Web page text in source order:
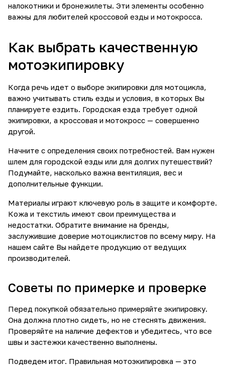
налокотники и бронежилеты. Эти элементы особенно
важны для любителей кроссовой езды и мотокросса.
Как выбрать качественную
мотоэкипировку
Когда речь идет о выборе экипировки для мотоцикла,
важно учитывать стиль езды и условия, в которых Вы
планируете ездить. Городская езда требует одной
экипировки, а кроссовая и мотокросс — совершенно
другой.
Начните с определения своих потребностей. Вам нужен
шлем для городской езды или для долгих путешествий?
Подумайте, насколько важна вентиляция, вес и
дополнительные функции.
Материалы играют ключевую роль в защите и комфорте.
Кожа и текстиль имеют свои преимущества и
недостатки. Обратите внимание на бренды,
заслужившие доверие мотоциклистов по всему миру. На
нашем сайте Вы найдете продукцию от ведущих
производителей.
Советы по примерке и проверке
Перед покупкой обязательно примеряйте экипировку.
Она должна плотно сидеть, но не стеснять движения.
Проверяйте на наличие дефектов и убедитесь, что все
швы и застежки качественно выполнены.
Подведем итог. Правильная мотоэкипировка — это